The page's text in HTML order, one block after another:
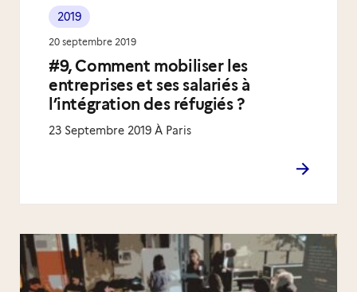
#9, Comment mobiliser les
entreprises et ses salariés à
l’intégration des réfugiés ?
2019
23 Septembre 2019 À Paris
20 septembre 2019